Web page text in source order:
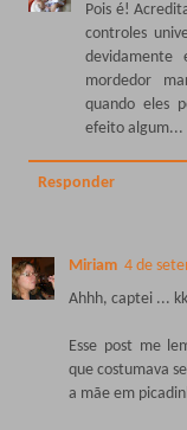
Pois é!
controles
devidamente
mordedor
quando eles
efeito algum...
Responder
Miriam 4 de
Ahhh, captei ...
Esse post me
que costumava
a mãe em